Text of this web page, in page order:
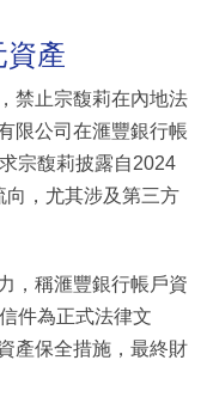
資產
禁止宗馥莉在內地法
限公司在滙豐銀行帳
宗馥莉披露自2024
，尤其涉及第三方
，稱滙豐銀行帳戶資
件為正式法律文
產保全措施，最終財